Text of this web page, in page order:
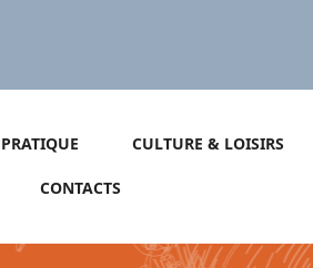
CULTURE & LOISIRS
CONTACTS